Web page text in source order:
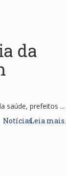
da
saúde, prefeitos ...
NotíciasLeia